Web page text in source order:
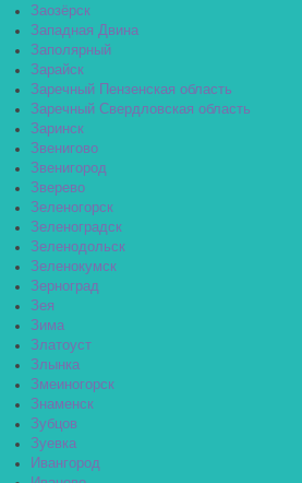
Заозёрск
Западная Двина
Заполярный
Зарайск
Заречный Пензенская область
Заречный Свердловская область
Заринск
Звенигово
Звенигород
Зверево
Зеленогорск
Зеленоградск
Зеленодольск
Зеленокумск
Зерноград
Зея
Зима
Златоуст
Злынка
Змеиногорск
Знаменск
Зубцов
Зуевка
Ивангород